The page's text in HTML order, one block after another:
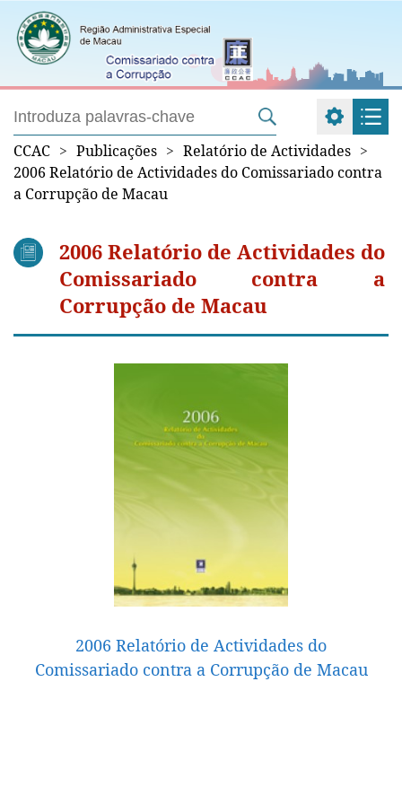
CCAC > Publicações > Relatório de Actividades >
2006 Relatório de Actividades do Comissariado contra
a Corrupção de Macau
2006 Relatório de Actividades do
Comissariado contra a
Corrupção de Macau
2006 Relatório de Actividades do
Comissariado contra a Corrupção de Macau